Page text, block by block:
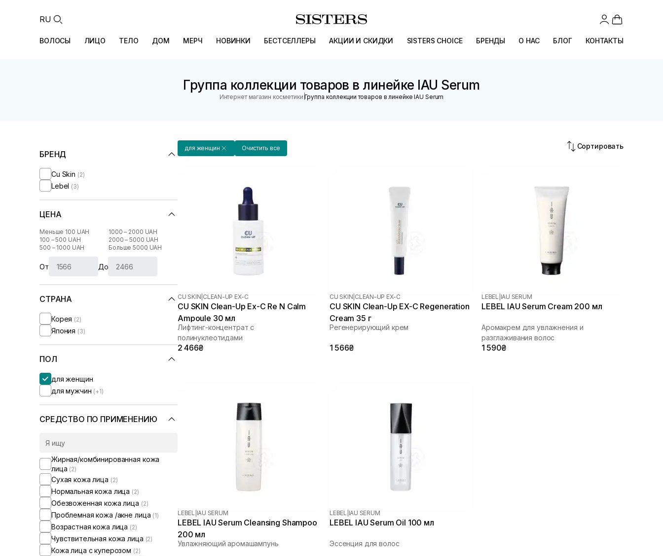
RU
ВОЛОСЫ ЛИЦО ТЕЛО ДОМ МЕРЧ НОВИНКИ БЕСТСЕЛЛЕРЫ АКЦИИ И СКИДКИ SISTERS CHOICE БРЕНДЫ О НАС БЛОГ КОНТАКТЫ
Группа коллекции товаров в линейке IAU Serum
Интернет магазин косметики |Группа коллекции товаров в линейке IAU Serum
БРЕНД
Cu Skin (2)
Lebel (3)
ЦЕНА
Меньше 100 UAH
100 – 500 UAH
500 – 1000 UAH
1000 – 2000 UAH
2000 – 5000 UAH
Больше 5000 UAH
От До
СТРАНА
Корея (2)
Япония (3)
ПОЛ
для женщин
для мужчин (+1)
СРЕДСТВО ПО ПРИМЕНЕНИЮ
Жирная/комбинированная кожа
лица (2)
Сухая кожа лица (2)
Нормальная кожа лица (2)
Обезвоженная кожа лица (2)
Проблемная кожа /акне лица (1)
Возрастная кожа лица (2)
Чувствительная кожа лица (2)
Кожа лица с куперозом (2)
для женщин Очистить все Сортировать
CU SKIN CLEAN-UP EX-C
CU SKIN Clean-Up Ex-C Re N Calm
Ampoule 30 мл
Лифтинг-концентрат с
полинуклеотидами
2 466₴
CU SKIN CLEAN-UP EX-C
CU SKIN Clean-Up EX-C Regeneration
Cream 35 г
Регенерирующий крем
1 566₴
LEBEL IAU SERUM
LEBEL IAU Serum Cream 200 мл
Аромакрем для увлажнения и
разглаживания волос
1 590₴
LEBEL IAU SERUM
LEBEL IAU Serum Cleansing Shampoo
200 мл
Увлажняющий аромашампунь
LEBEL IAU SERUM
LEBEL IAU Serum Oil 100 мл
Эссенция для волос